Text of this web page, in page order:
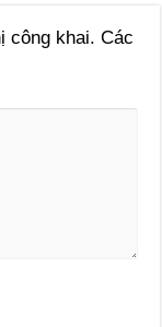
công khai. Các